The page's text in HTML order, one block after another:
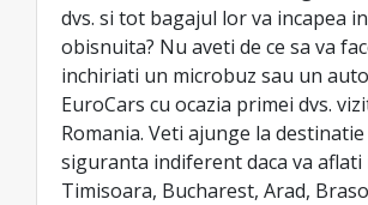
dvs. si tot bagajul lor va incapea
obisnuita? Nu aveti de ce sa va
inchiriati un microbuz sau un
EuroCars cu ocazia primei dvs.
Romania. Veti ajunge la
siguranta indiferent daca va aflati
Timisoara, Bucharest, Arad,